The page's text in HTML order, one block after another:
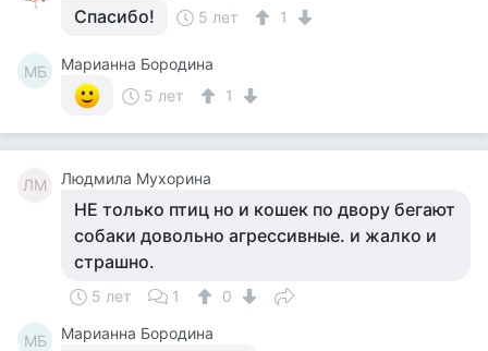
Спасибо! 5 лет 1
МБ
Марианна Бородина
5 лет
1
ЛМ Людмила Мухорина
НЕ только птиц но и кошек по двору бегают
собаки довольно агрессивные. и жалко и
страшно.
5 лет 1 0
МБ Марианна Бородина